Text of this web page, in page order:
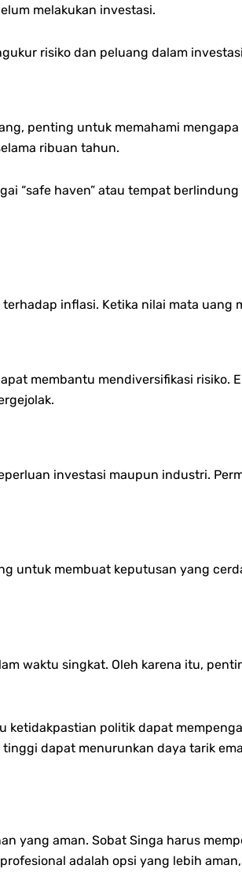
melakukan investasi.
risiko dan peluang dalam
penting untuk memahami
ribuan tahun.
“safe haven” atau tempat
inflasi. Ketika nilai mata uang
membantu mendiversifikasi risiko.
investasi maupun industri.
untuk membuat keputusan yang
waktu singkat. Oleh karena itu,
ketidakpastian politik dapat
dapat menurunkan daya tarik
yang aman. Sobat Singa harus
adalah opsi yang lebih